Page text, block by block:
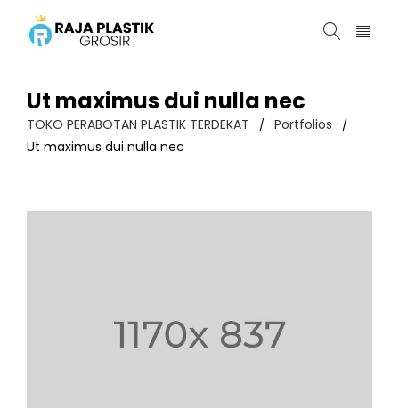
Ut maximus dui nulla nec
TOKO PERABOTAN PLASTIK TERDEKAT / Portfolios /
Ut maximus dui nulla nec